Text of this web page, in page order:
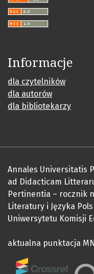
Informacje
dla czytelników
dla autorów
dla bibliotekarzy
Annales Universitatis
ad Didacticam
Pertinentia – rocznik
Literatury i Języka
Uniwersytetu Komisji
aktualna punktacja